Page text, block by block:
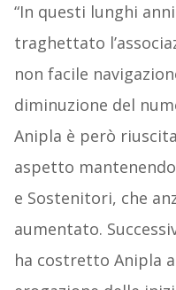
“In questi lunghi
traghettato
non facile
diminuzione del
Anipla è però
aspetto
e Sostenitori, che
aumentato.
ha costretto Anipla